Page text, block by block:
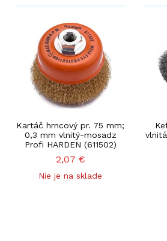
Kartáč hrncový pr. 75 mm;
0,3 mm vlnitý-mosadz
Profi HARDEN (611502)
2,07 €
Nie je na sklade